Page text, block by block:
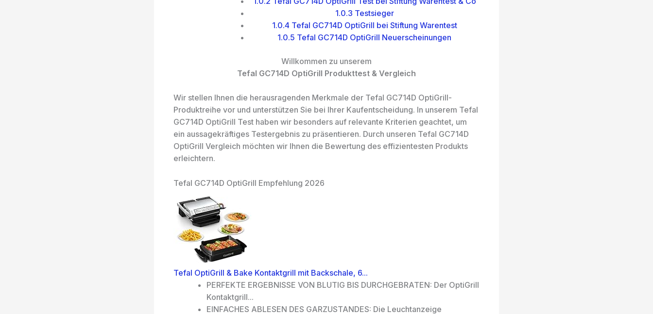
1.0.3 Testsieger
1.0.4 Tefal GC714D OptiGrill bei Stiftung Warentest
1.0.5 Tefal GC714D OptiGrill Neuerscheinungen
Willkommen zu unserem
Tefal GC714D OptiGrill Produkttest & Vergleich
Wir stellen Ihnen die herausragenden Merkmale der Tefal GC714D OptiGrill-
Produktreihe vor und unterstützen Sie bei Ihrer Kaufentscheidung. In unserem Tefal
GC714D OptiGrill Test haben wir besonders auf relevante Kriterien geachtet, um
ein aussagekräftiges Testergebnis zu präsentieren. Durch unseren Tefal GC714D
OptiGrill Vergleich möchten wir Ihnen die Bewertung des effizientesten Produkts
erleichtern.
Tefal GC714D OptiGrill Empfehlung 2026
Tefal OptiGrill & Bake Kontaktgrill mit Backschale, 6...
PERFEKTE ERGEBNISSE VON BLUTIG BIS DURCHGEBRATEN: Der OptiGrill
Kontaktgrill...
EINFACHES ABLESEN DES GARZUSTANDES: Die Leuchtanzeige